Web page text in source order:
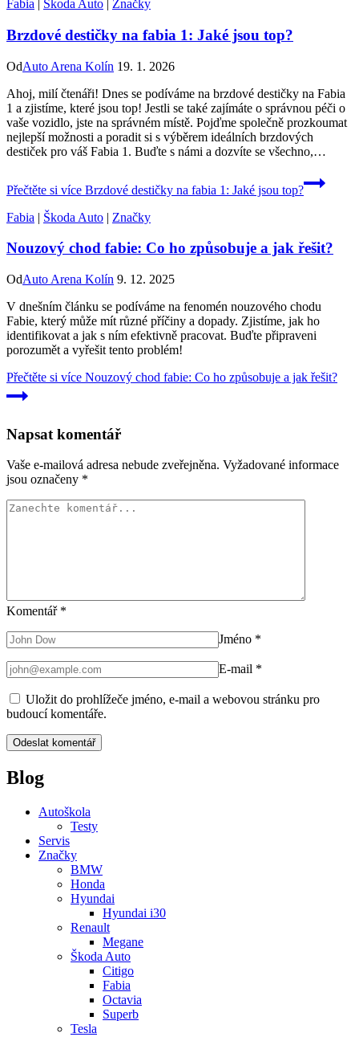
Fabia Škoda Auto Značky
Brzdové destičky na fabia 1: Jaké jsou top?
OdAuto Arena Kolín 19. 1. 2026
Ahoj, milí čtenáři! Dnes se podíváme na brzdové destičky na Fabia
1 a zjistíme, které jsou top! Jestli se také zajímáte o správnou péči o
vaše vozidlo, jste na správném místě. Pojďme společně prozkoumat
nejlepší možnosti a poradit si s výběrem ideálních brzdových
destiček pro váš Fabia 1. Buďte s námi a dozvíte se všechno,…
Přečtěte si více Brzdové destičky na fabia 1: Jaké jsou top?
Fabia | Škoda Auto | Značky
Nouzový chod fabie: Co ho způsobuje a jak řešit?
OdAuto Arena Kolín 9. 12. 2025
V dnešním článku se podíváme na fenomén nouzového chodu
Fabie, který může mít různé příčiny a dopady. Zjistíme, jak ho
identifikovat a jak s ním efektivně pracovat. Buďte připraveni
porozumět a vyřešit tento problém!
Přečtěte si více Nouzový chod fabie: Co ho způsobuje a jak řešit?
Napsat komentář
Vaše e-mailová adresa nebude zveřejněna. Vyžadované informace
jsou označeny *
Komentář *
Jméno *
E-mail *
Uložit do prohlížeče jméno, e-mail a webovou stránku pro
budoucí komentáře.
Blog
Autoškola
Testy
Servis
Značky
BMW
Honda
Hyundai
Hyundai i30
Renault
Megane
Škoda Auto
Citigo
Fabia
Octavia
Superb
Tesla